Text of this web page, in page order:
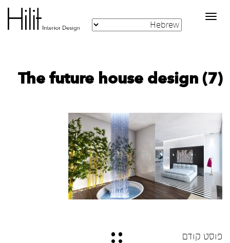
Toggle
navigation
The future house design (7)
פוסט קודם